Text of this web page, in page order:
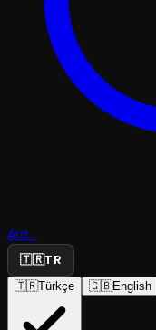
Ara...
🇹🇷TR
🇹🇷Türkçe 🇬🇧English